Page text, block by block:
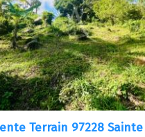
Terrain 97228